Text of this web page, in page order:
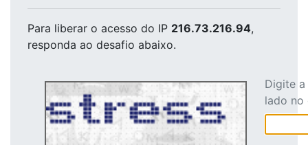
Para liberar o acesso do IP 216.73.216.94,
responda ao desafio abaixo.
Digite
lado no